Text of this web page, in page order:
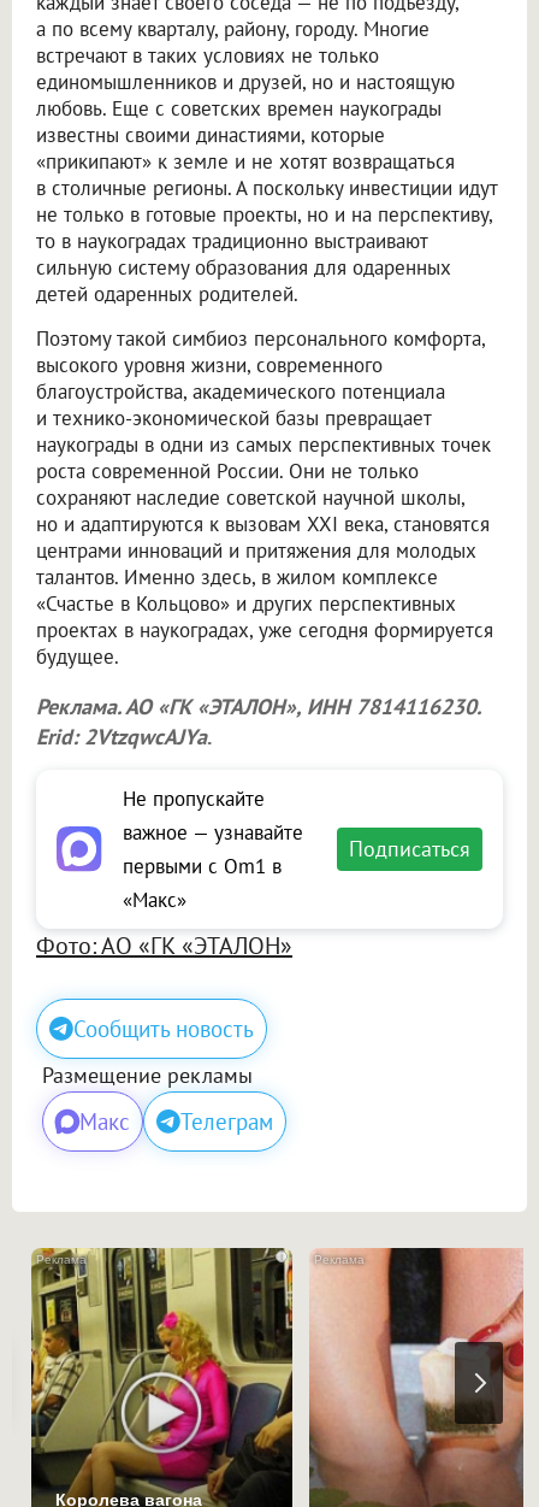
а по всему кварталу, району, городу. Многие
встречают в таких условиях не только
единомышленников и друзей, но и настоящую
любовь. Еще с советских времен наукограды
известны своими династиями, которые
«прикипают» к земле и не хотят возвращаться
в столичные регионы. А поскольку инвестиции идут
не только в готовые проекты, но и на перспективу,
то в наукоградах традиционно выстраивают
сильную систему образования для одаренных
детей одаренных родителей.
Поэтому такой симбиоз персонального комфорта,
высокого уровня жизни, современного
благоустройства, академического потенциала
и технико-экономической базы превращает
наукограды в одни из самых перспективных точек
роста современной России. Они не только
сохраняют наследие советской научной школы,
но и адаптируются к вызовам XXI века, становятся
центрами инноваций и притяжения для молодых
талантов. Именно здесь, в жилом комплексе
«Счастье в Кольцово» и других перспективных
проектах в наукоградах, уже сегодня формируется
будущее.
Реклама. АО «ГК «ЭТАЛОН», ИНН 7814116230.
Erid: 2VtzqwcAJYa.
Не пропускайте
важное — узнавайте
первыми с Om1 в
«Макс»
Подписаться
Фото: АО «ГК «ЭТАЛОН»
Сообщить новость
Размещение рекламы
Макс Телеграм
i
Королева вагона